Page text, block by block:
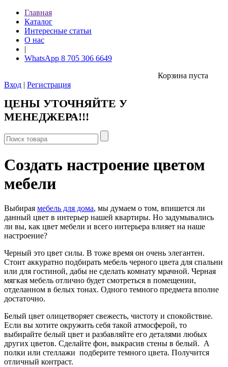
Главная
Каталог
Интересные статьи
О нас
|
WhatsApp 8 705 306 6649
Корзина пуста
Вход | Регистрация
ЦЕНЫ УТОЧНЯЙТЕ У
МЕНЕДЖЕРА!!!
Создать настроение цветом
мебели
Выбирая мебель для дома, мы думаем о том, впишется ли
данный цвет в интерьер нашей квартиры. Но задумывались
ли вы, как цвет мебели и всего интерьера влияет на наше
настроение?
Черный это цвет силы. В тоже время он очень элегантен.
Стоит аккуратно подбирать мебель черного цвета для спальни
или для гостиной, дабы не сделать комнату мрачной. Черная
мягкая мебель отлично будет смотреться в помещении,
отделанном в белых тонах. Одного темного предмета вполне
достаточно.
Белый цвет олицетворяет свежесть, чистоту и спокойствие.
Если вы хотите окружить себя такой атмосферой, то
выбирайте белый цвет и разбавляйте его деталями любых
других цветов. Сделайте фон, выкрасив стены в белый. А
полки или стеллажи подберите темного цвета. Получится
отличный контраст.